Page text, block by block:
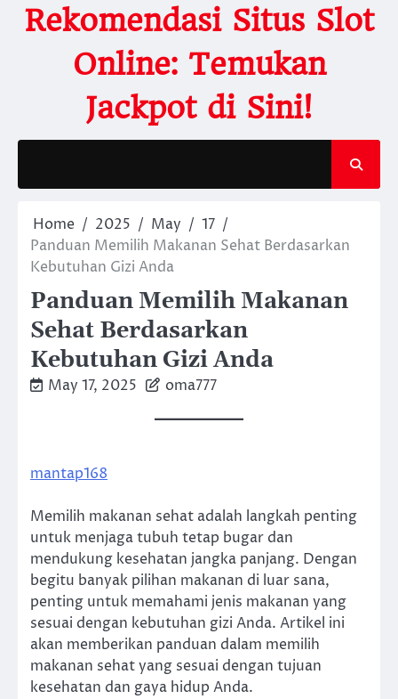
SkipRekomendasi Situs Slot
Online: Temukan
Jackpot di Sini!
Home 2025 May
17
Panduan Memilih Makanan Sehat Berdasarkan
Kebutuhan Gizi Anda
Panduan Memilih Makanan
Sehat Berdasarkan
Kebutuhan Gizi Anda
May 17, 2025 oma777
mantap168
Memilih makanan sehat adalah langkah penting
untuk menjaga tubuh tetap bugar dan
mendukung kesehatan jangka panjang. Dengan
begitu banyak pilihan makanan di luar sana,
penting untuk memahami jenis makanan yang
sesuai dengan kebutuhan gizi Anda. Artikel ini
akan memberikan panduan dalam memilih
makanan sehat yang sesuai dengan tujuan
kesehatan dan gaya hidup Anda.